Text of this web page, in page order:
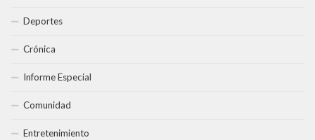
Deportes
Crónica
Informe Especial
Comunidad
Entretenimiento